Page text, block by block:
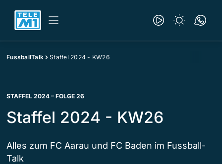
FussballTalk Staffel 2024 - KW26
STAFFEL 2024 – FOLGE 26
Staffel 2024 - KW26
Alles zum FC Aarau und FC Baden im Fussball-
Talk